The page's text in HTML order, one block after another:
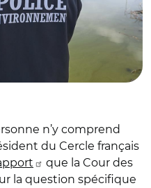
n’y comprend
du Cercle français
que la Cour des
la question spécifique